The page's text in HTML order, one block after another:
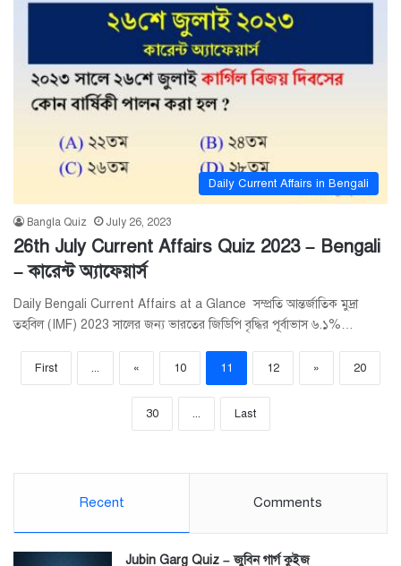
Daily Current Affairs in Bengali
Bangla Quiz July 26, 2023
26th July Current Affairs Quiz 2023 – Bengali
– কারেন্ট অ্যাফেয়ার্স
Daily Bengali Current Affairs at a Glance সম্প্রতি আন্তর্জাতিক মুদ্রা
তহবিল (IMF) 2023 সালের জন্য ভারতের জিডিপি বৃদ্ধির পূর্বাভাস ৬.১%…
First ... « 10 11 12 » 20
30 ... Last
Recent Comments
Jubin Garg Quiz – জুবিন গার্গ কুইজ